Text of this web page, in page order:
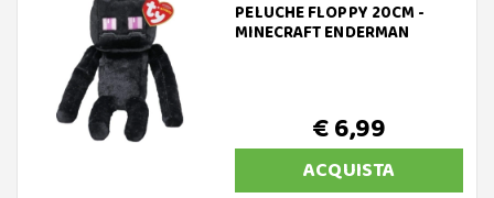
PELUCHE FLOPPY 20CM -
MINECRAFT ENDERMAN
€ 6,99
ACQUISTA